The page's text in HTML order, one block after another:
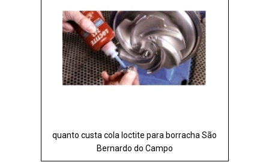
quanto custa cola loctite para borracha São
Bernardo do Campo